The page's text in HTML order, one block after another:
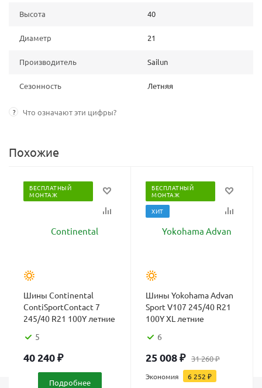
Высота 40
Диаметр 21
Производитель Sailun
Сезонность Летняя
? Что означают эти цифры?
Похожие
БЕСПЛАТНЫЙ
МОНТАЖ
Шины Continental
ContiSportContact 7
245/40 R21 100Y летние
5
40 240₽
Подробнее
БЕСПЛАТНЫЙ
МОНТАЖ
ХИТ
Шины Yokohama Advan
Sport V107 245/40 R21
100Y XL летние
6
25 008₽ 31 260₽
Экономия 6 252 ₽